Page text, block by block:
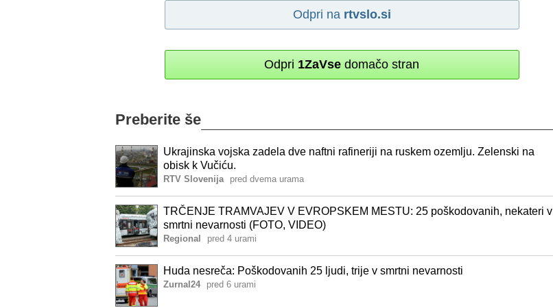
Odpri na rtvslo.si
Odpri 1ZaVse domačo stran
Preberite še
Ukrajinska vojska zadela dve naftni rafineriji na ruskem ozemlju. Zelenski na
obisk k Vučiću.
RTV Slovenija pred dvema urama
TRČENJE TRAMVAJEV V EVROPSKEM MESTU: 25 poškodovanih, nekateri v
smrtni nevarnosti (FOTO, VIDEO)
Regional pred 4 urami
Huda nesreča: Poškodovanih 25 ljudi, trije v smrtni nevarnosti
Zurnal24 pred 6 urami